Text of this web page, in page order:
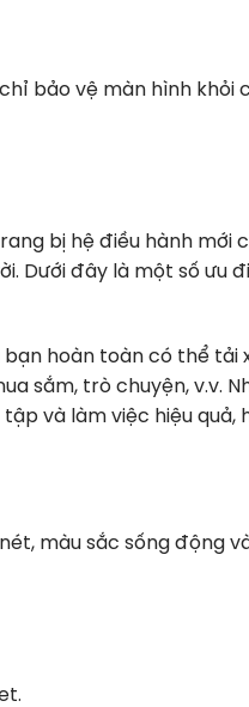
bảo vệ màn hình khỏi
bị hệ điều hành mới
Dưới đây là một số ưu
hoàn toàn có thể tải
sắm, trò chuyện, v.v.
và làm việc hiệu quả,
màu sắc sống động